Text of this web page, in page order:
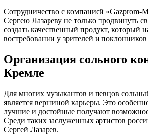
Сотрудничество с компанией «Gazprom-
Сергею Лазареву не только продвинуть
создать качественный продукт, который
востребовании у зрителей и поклонников
Организация сольного
Кремле
Для многих музыкантов и певцов
является вершиной карьеры. Это
лучшие и достойные получают
Среди таких заслуженных артистов
Сергей Лазарев.